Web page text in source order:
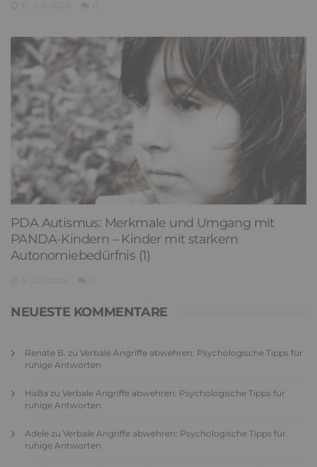
PDA Autismus: Merkmale und Umgang mit
PANDA-Kindern – Kinder mit starkem
Autonomiebedürfnis (1)
NEUESTE KOMMENTARE
Renate B. zu Verbale Angriffe abwehren: Psychologische Tipps für
ruhige Antworten
HaBa zu Verbale Angriffe abwehren: Psychologische Tipps für
ruhige Antworten
Adele zu Verbale Angriffe abwehren: Psychologische Tipps für
ruhige Antworten